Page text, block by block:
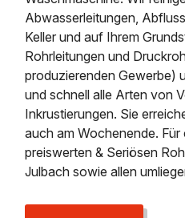
Abwasserleitungen,
Keller und auf Ihrem
Rohrleitungen und
produzierenden Gewerbe)
und schnell alle Arten von
Inkrustierungen. Sie
auch am Wochenende.
preiswerten & Seriösen
Julbach sowie allen